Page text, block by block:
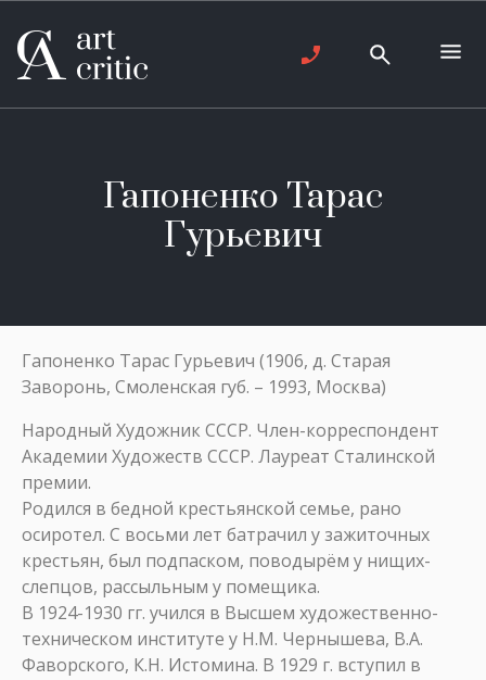
Гапоненко Тарас
Гурьевич
Гапоненко Тарас Гурьевич (1906, д. Старая
Заворонь, Смоленская губ. – 1993, Москва)
Народный Художник СССР. Член-корреспондент
Академии Художеств СССР. Лауреат Сталинской
премии.
Родился в бедной крестьянской семье, рано
осиротел. С восьми лет батрачил у зажиточных
крестьян, был подпаском, поводырём у нищих-
слепцов, рассыльным у помещика.
В 1924-1930 гг. учился в Высшем художественно-
техническом институте у Н.М. Чернышева, В.А.
Фаворского, К.Н. Истомина. В 1929 г. вступил в